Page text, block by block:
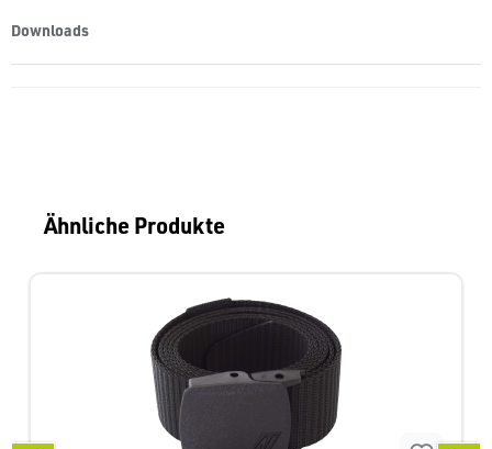
Downloads
Produktgalerie überspringen
Ähnliche Produkte